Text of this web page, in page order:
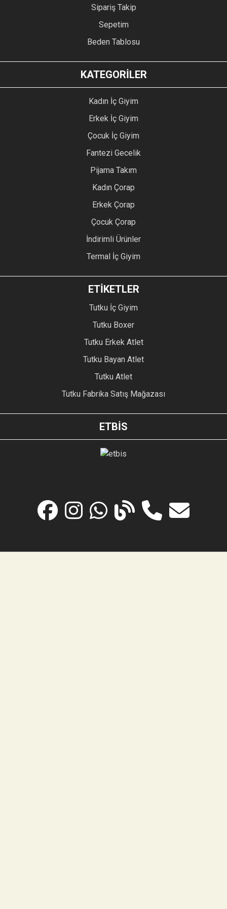
Sipariş Takip
Sepetim
Beden Tablosu
KATEGORİLER
Kadın İç Giyim
Erkek İç Giyim
Çocuk İç Giyim
Fantezi Gecelik
Pijama Takım
Kadın Çorap
Erkek Çorap
Çocuk Çorap
İndirimli Ürünler
Termal İç Giyim
ETİKETLER
Tutku İç Giyim
Tutku Boxer
Tutku Erkek Atlet
Tutku Bayan Atlet
Tutku Atlet
Tutku Fabrika Satış Mağazası
ETBİS